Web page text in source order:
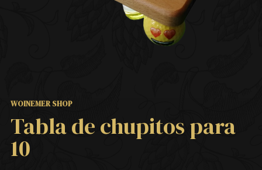
WOINEMER SHOP
Tabla de chupitos para
10